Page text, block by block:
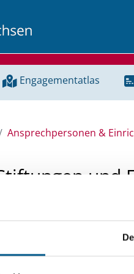
Engagementatlas
Ansprechpersonen &
und
und